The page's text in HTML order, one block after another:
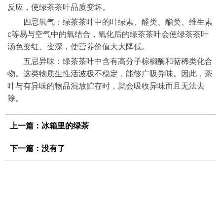
反应，使绿茶茶叶品质变坏。
四忌氧气：绿茶茶叶中的叶绿素、醛类、酯类、维生素
c等易与空气中的氧结合，氧化后的绿茶茶叶会使绿茶茶叶
汤色变红、变深，使营养价值大大降低。
五忌异味：绿茶茶叶中含有高分子棕榈酶和萜稀类化合
物。这类物质生性活波极不稳定，能够广吸异味。因此，茶
叶与有异味的物品混放贮存时，就会吸收异味而且无法去
除。
上一篇： 冰箱里的绿茶
下一篇：没有了